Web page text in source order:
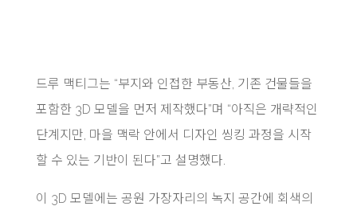
드루 맥티그는 “부지와 인접한 부동산, 기존 건물들을
포함한 3D 모델을 먼저 제작했다”며 “아직은 개략적인
단계지만, 마을 맥락 안에서 디자인 씽킹 과정을 시작
할 수 있는 기반이 된다”고 설명했다.
이 3D 모델에는 공원 가장자리의 녹지 공간에 회색의